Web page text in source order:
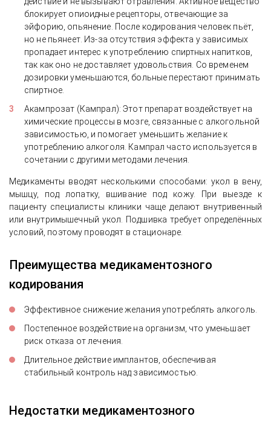
блокирует опиоидные рецепторы, отвечающие за
эйфорию, опьянение. После кодирования человек пьёт,
но не пьянеет. Из-за отсутствия эффекта у зависимых
пропадает интерес к употреблению спиртных напитков,
так как оно не доставляет удовольствия. Со временем
дозировки уменьшаются, больные перестают принимать
спиртное.
Акампрозат (Кампрал): Этот препарат воздействует на
химические процессы в мозге, связанные с алкогольной
зависимостью, и помогает уменьшить желание к
употреблению алкоголя. Кампрал часто используется в
сочетании с другими методами лечения.
Медикаменты вводят несколькими способами: укол в вену,
мышцу, под лопатку, вшивание под кожу. При выезде к
пациенту специалисты клиники чаще делают внутривенный
или внутримышечный укол. Подшивка требует определённых
условий, поэтому проводят в стационаре.
Преимущества медикаментозного
кодирования
Эффективное снижение желания употреблять алкоголь.
Постепенное воздействие на организм, что уменьшает
риск отказа от лечения.
Длительное действие имплантов, обеспечивая
стабильный контроль над зависимостью.
Недостатки медикаментозного